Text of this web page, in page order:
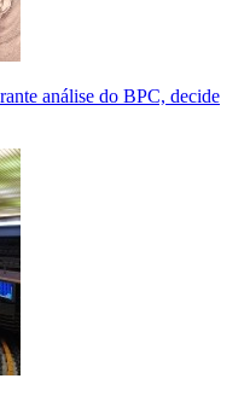
análise do BPC, decide